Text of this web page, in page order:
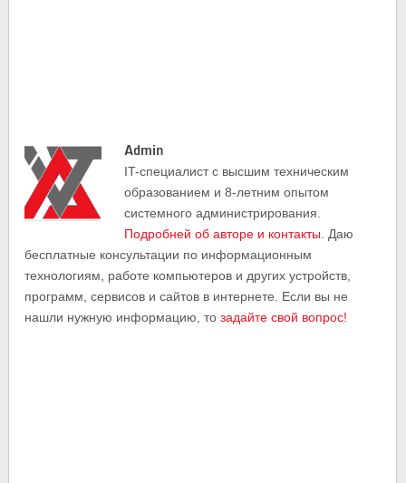
Admin
IT-cпециалист с высшим техническим
образованием и 8-летним опытом
системного администрирования.
Подробней об авторе и контакты . Даю
бесплатные консультации по информационным
технологиям, работе компьютеров и других устройств,
программ, сервисов и сайтов в интернете. Если вы не
нашли нужную информацию, тозадайте свой вопрос!